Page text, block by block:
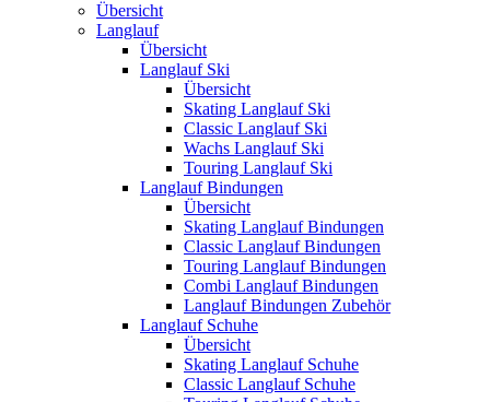
Übersicht
Langlauf
Übersicht
Langlauf Ski
Übersicht
Skating Langlauf Ski
Classic Langlauf Ski
Wachs Langlauf Ski
Touring Langlauf Ski
Langlauf Bindungen
Übersicht
Skating Langlauf Bindungen
Classic Langlauf Bindungen
Touring Langlauf Bindungen
Combi Langlauf Bindungen
Langlauf Bindungen Zubehör
Langlauf Schuhe
Übersicht
Skating Langlauf Schuhe
Classic Langlauf Schuhe